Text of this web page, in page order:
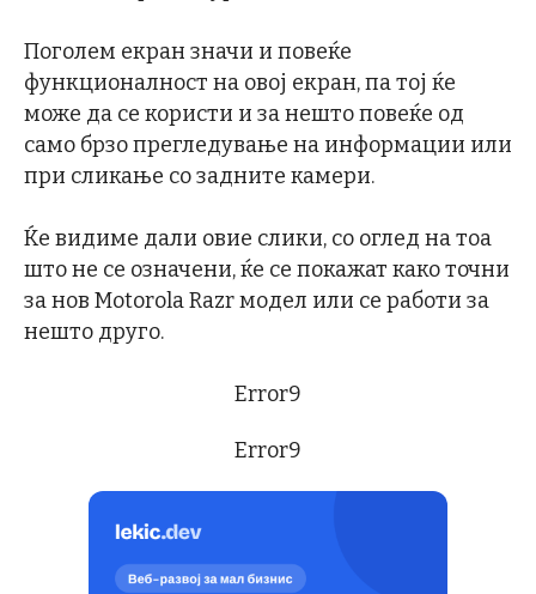
Поголем екран значи и повеќе
функционалност на овој екран, па тој ќе
може да се користи и за нешто повеќе од
само брзо прегледување на информации или
при сликање со задните камери.
Ќе видиме дали овие слики, со оглед на тоа
што не се означени, ќе се покажат како точни
за нов Motorola Razr модел или се работи за
нешто друго.
Error9
Error9